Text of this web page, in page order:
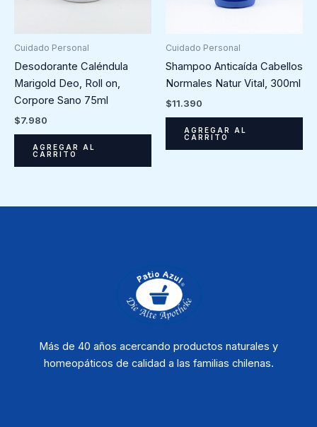
Cuidado Personal
Desodorante Caléndula
Marigold Deo, Roll on,
Corpore Sano 75ml
$7.980
AGREGAR AL
CARRITO
Cuidado Personal
Shampoo Anticaída Cabellos
Normales Natur Vital, 300ml
$11.390
AGREGAR AL
CARRITO
Más de 40 años acercando productos naturales y
homeopáticos de calidad a las familias chilenas.